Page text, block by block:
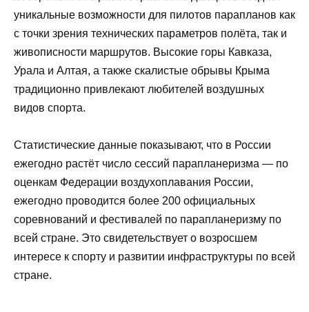
уникальные возможности для пилотов парапланов как
с точки зрения технических параметров полёта, так и
живописности маршрутов. Высокие горы Кавказа,
Урала и Алтая, а также скалистые обрывы Крыма
традиционно привлекают любителей воздушных
видов спорта.
Статистические данные показывают, что в России
ежегодно растёт число сессий парапланеризма — по
оценкам Федерации воздухоплавания России,
ежегодно проводится более 200 официальных
соревнований и фестивалей по парапланеризму по
всей стране. Это свидетельствует о возросшем
интересе к спорту и развитии инфраструктуры по всей
стране.